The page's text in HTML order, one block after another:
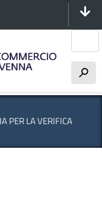
h
PER LA VERIFICA